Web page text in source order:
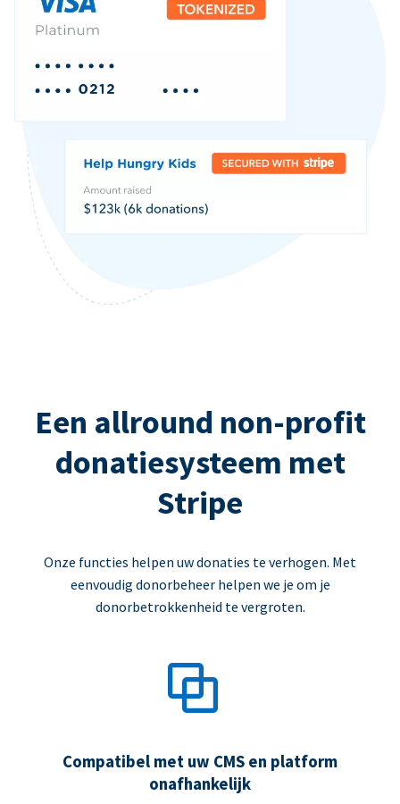
Een allround non-profit
donatiesysteem met
Stripe
Onze functies helpen uw donaties te verhogen. Met
eenvoudig donorbeheer helpen we je om je
donorbetrokkenheid te vergroten.
Compatibel met uw CMS en platform
onafhankelijk